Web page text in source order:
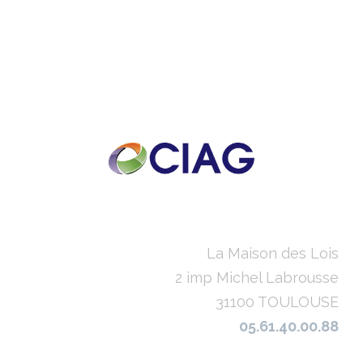
La Maison des Lois
2 imp Michel Labrousse
31100 TOULOUSE
05.61.40.00.88